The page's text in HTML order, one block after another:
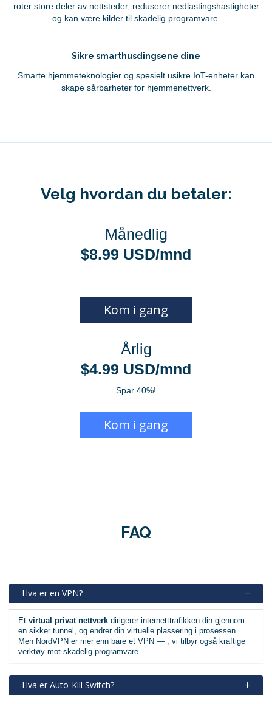
roter store deler av nettsteder, reduserer nedlastingshastigheter
og kan være kilder til skadelig programvare.
Sikre smarthusdingsene dine
Smarte hjemmeteknologier og spesielt usikre IoT-enheter kan
skape sårbarheter for hjemmenettverk.
Velg hvordan du betaler:
Månedlig
$8.99 USD/mnd
Kom i gang
Årlig
$4.99 USD/mnd
Spar 40%!
Kom i gang
FAQ
Hva er en VPN?
Et virtual privat nettverk dirigerer internetttrafikken din gjennom
en sikker tunnel, og endrer din virtuelle plassering i prosessen.
Men NordVPN er mer enn bare et VPN — , vi tilbyr også kraftige
verktøy mot skadelig programvare.
Hva er Auto-Kill Switch?